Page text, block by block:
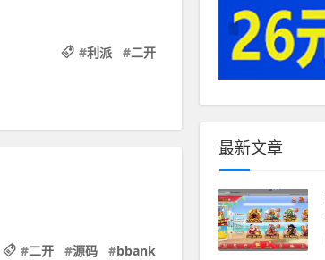
#利派 #二开
#二开 #源码 #bbank
最新文章